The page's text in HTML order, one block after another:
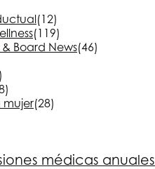
(12)
(119)
Board News(46)
mujer(28)
médicas anuales